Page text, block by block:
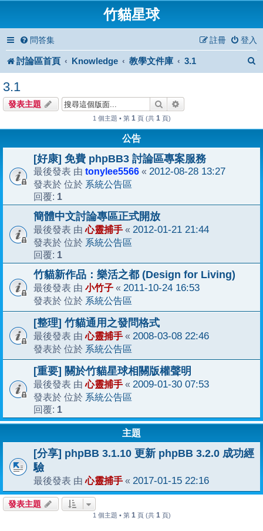
竹貓星球
問答集 登入
註冊
討論區首頁 Knowledge 教學文件庫 3.1
3.1
發表主題 搜尋
1 個主題 • 第 1 頁 (共 1 頁)
公告
[好康] 免費 phpBB3 討論區專案服務
最後發表 由 tonylee5566 « 2012-08-28 13:27
發表於 位於 系統公告區
回覆: 1
簡體中文討論專區正式開放
最後發表 由心靈捕手 « 2012-01-21 21:44
發表於 位於 系統公告區
回覆: 1
竹貓新作品：樂活之都 (Design for Living)
最後發表 由 小竹子 « 2011-10-24 16:53
發表於 位於 系統公告區
[整理] 竹貓通用之發問格式
最後發表 由心靈捕手 « 2008-03-08 22:46
發表於 位於 系統公告區
[重要] 關於竹貓星球相關版權聲明
最後發表 由心靈捕手 « 2009-01-30 07:53
發表於 位於 系統公告區
回覆: 1
主題
[分享] phpBB 3.1.10 更新 phpBB 3.2.0 成功經
驗
最後發表 由心靈捕手 « 2017-01-15 22:16
發表主題
1 個主題 • 第 1 頁 (共 1 頁)